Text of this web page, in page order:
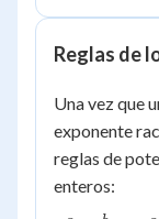
Reglas de
Una vez que
exponente
reglas de
enteros: